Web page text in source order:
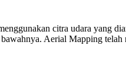
citra udara yang
Aerial Mapping